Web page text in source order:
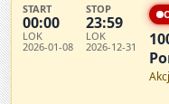
START
00:00
LOK
2026-01-08
STOP
23:59
LOK
2026-12-31